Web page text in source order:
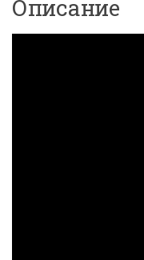
Описание